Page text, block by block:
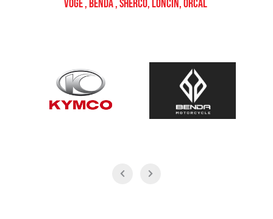
Voge , Benda , Sherco, Loncin, Orcal